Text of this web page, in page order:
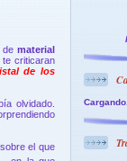
dematerial
criticaran
de los
olvidado.
el que